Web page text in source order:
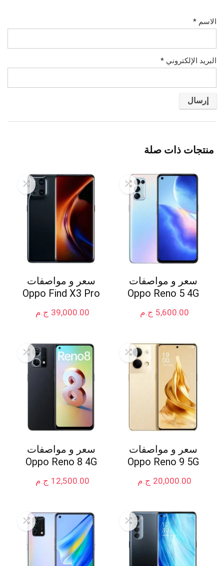
الاسم *
البريد الإلكتروني *
منتجات ذات صلة
سعر و مواصفات
Oppo Reno 5 4G
ج.م 5,600.00
سعر و مواصفات
Oppo Find X3 Pro
ج.م 39,000.00
سعر و مواصفات
Oppo Reno 9 5G
ج.م 20,000.00
سعر و مواصفات
Oppo Reno 8 4G
ج.م 12,500.00